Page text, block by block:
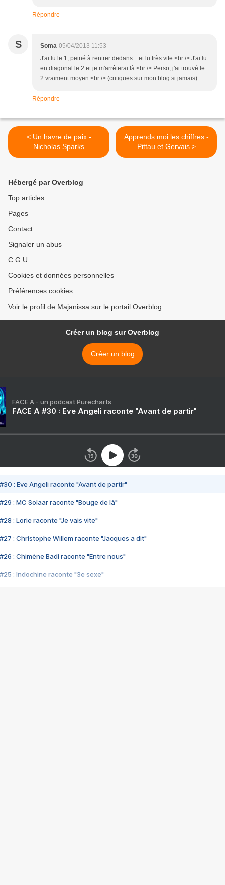
Répondre
S Soma 05/04/2013 11:53
J'ai lu le 1, peiné à rentrer dedans... et lu très vite.<br /> J'ai lu
en diagonal le 2 et je m'arrêterai là.<br /> Perso, j'ai trouvé le
2 vraiment moyen.<br /> (critiques sur mon blog si jamais)
Répondre
< Un havre de paix -
Nicholas Sparks
Apprends moi les chiffres -
Pittau et Gervais >
Hébergé par Overblog
Top articles
Pages
Contact
Signaler un abus
C.G.U.
Cookies et données personnelles
Préférences cookies
Voir le profil de Majanissa sur le portail Overblog
Créer un blog sur Overblog
Créer un blog
FACE A - un podcast Purecharts
FACE A #30 : Eve Angeli raconte "Avant de partir"
#30 : Eve Angeli raconte "Avant de partir"
#29 : MC Solaar raconte "Bouge de là"
#28 : Lorie raconte "Je vais vite"
#27 : Christophe Willem raconte "Jacques a dit"
#26 : Chimène Badi raconte "Entre nous"
#25 : Indochine raconte "3e sexe"